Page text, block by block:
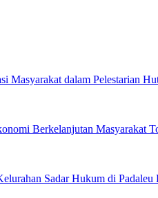
dalam Pelestarian
Berkelanjutan Masyarakat
Sadar Hukum di Padaleu